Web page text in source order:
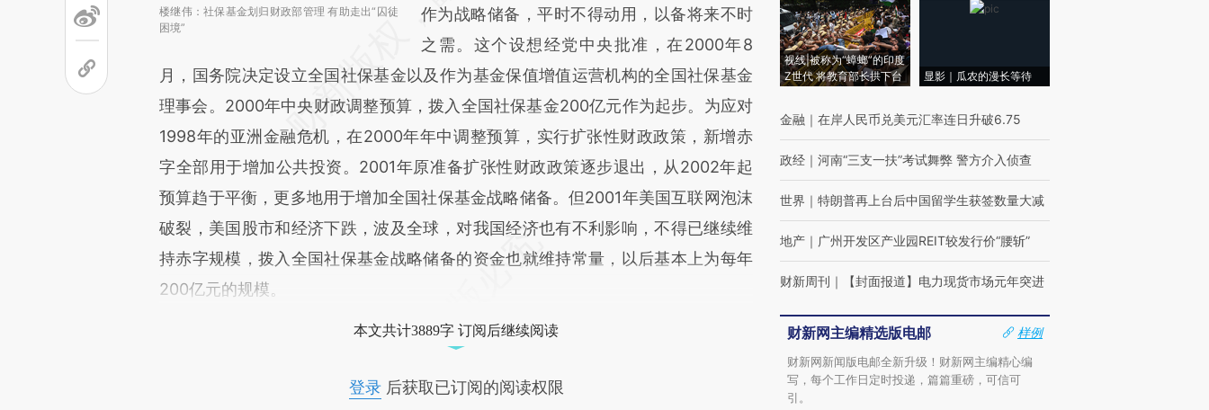
楼继伟：社保基金划归财政部管理 有助走出“囚徒
困境”
作为战略储备，平时不得动用，以备将来不时
之需。这个设想经党中央批准，在2000年8
月，国务院决定设立全国社保基金以及作为基金保值增值运营机构的全国社保基金
理事会。2000年中央财政调整预算，拨入全国社保基金200亿元作为起步。为应对
1998年的亚洲金融危机，在2000年年中调整预算，实行扩张性财政政策，新增赤
字全部用于增加公共投资。2001年原准备扩张性财政政策逐步退出，从2002年起
预算趋于平衡，更多地用于增加全国社保基金战略储备。但2001年美国互联网泡沫
破裂，美国股市和经济下跌，波及全球，对我国经济也有不利影响，不得已继续维
持赤字规模，拨入全国社保基金战略储备的资金也就维持常量，以后基本上为每年
200亿元的规模。
本文共计3889字 订阅后继续阅读
登录后获取已订阅的阅读权限
视线|被称为“蟑螂”的印度
Z世代 将教育部长拱下台
显影｜瓜农的漫长等待
金融 ｜ 在岸人民币兑美元汇率连日升破6.75
政经 ｜ 河南“三支一扶”考试舞弊 警方介入侦查
世界 ｜ 特朗普再上台后中国留学生获签数量大减
地产 ｜ 广州开发区产业园REIT较发行价“腰斩”
财新周刊 ｜ 【封面报道】电力现货市场元年突进
财新网主编精选版电邮
样例
财新网新闻版电邮全新升级！财新网主编精心编
写，每个工作日定时投递，篇篇重磅，可信可
引。